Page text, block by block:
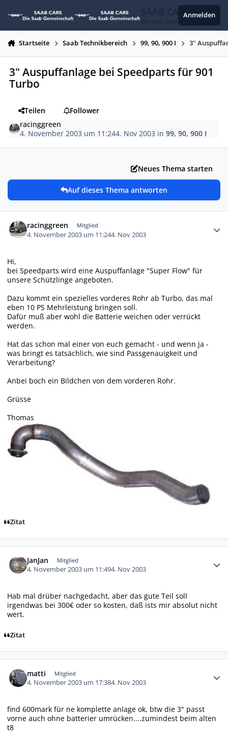
SAAB CARS
Die Saab Gemeinschaft
Anmelden
Startseite Saab Technikbereich 99, 90, 900 I 3"
3" Auspuffanlage bei Speedparts für 901
Turbo
Teilen
Follower
racinggreen
4. November 2003 um 11:244. Nov 2003 in99, 90, 900 I
Neues Thema starten
Auf dieses Thema antworten
racinggreen Mitglied
4. November 2003 um 11:244. Nov 2003
Hi,
bei Speedparts wird eine Auspuffanlage "Super Flow" für
unsere Schützlinge angeboten.
Dazu kommt ein spezielles vorderes Rohr ab Turbo, das mal
eben 10 PS Mehrleistung bringen soll.
Dafür muß aber wohl die Batterie weichen oder verrückt
werden.
Hat das schon mal einer von euch gemacht - und wenn ja -
was bringt es tatsächlich, wie sind Passgenauigkeit und
Verarbeitung?
Anbei boch ein Bildchen von dem vorderen Rohr.
Grüsse
Thomas
Zitat
JanJan Mitglied
4. November 2003 um 11:494. Nov 2003
Hab mal drüber nachgedacht, aber das gute Teil soll
irgendwas bei 300€ oder so kosten, daß ists mir absolut nicht
wert.
Zitat
matti Mitglied
4. November 2003 um 17:384. Nov 2003
find 600mark für ne komplette anlage ok, btw die 3" passt
vorne auch ohne batterier umrücken....zumindest beim alten
t8